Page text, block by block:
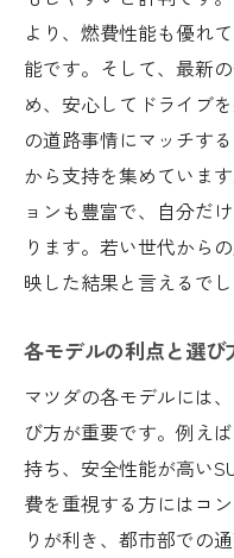
より、燃費性能も優れ
能です。そして、最新
め、安心してドライブ
の道路事情にマッチす
から支持を集めていま
ョンも豊富で、自分だ
ります。若い世代から
映した結果と言えるでし
各モデルの利点と選び
マツダの各モデルには
び方が重要です。例え
持ち、安全性能が高い
費を重視する方にはコ
りが利き、都市部での